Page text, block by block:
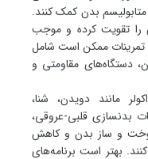
بدن کمک کنند.
را تقویت کرده و موجب
ممکن است شامل
دستگاه‌های مقاومتی و
مانند دویدن، شنا،
بدنسازی قلبی-عروقی،
و ساز بدن و کاهش
بهتر است برنامه‌های